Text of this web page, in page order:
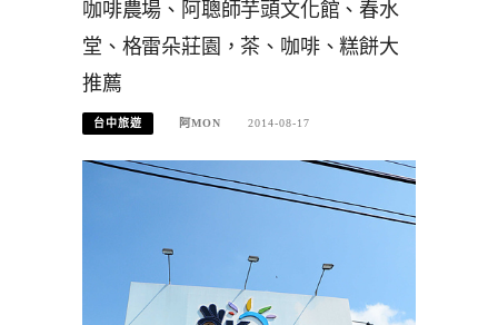
咖啡農場、阿聰師芋頭文化館、春水
堂、格雷朵莊園，茶、咖啡、糕餅大
推薦
台中旅遊 阿MON 2014-08-17